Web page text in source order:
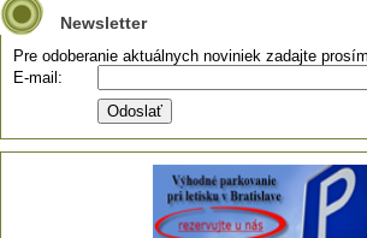
Newsletter
Pre odoberanie aktuálnych noviniek zadajte
E-mail: